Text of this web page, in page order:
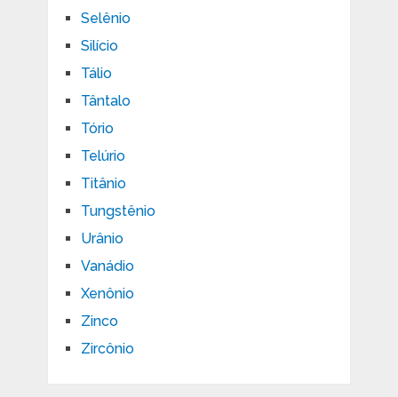
Selênio
Silício
Tálio
Tântalo
Tório
Telúrio
Titânio
Tungstênio
Urânio
Vanádio
Xenônio
Zinco
Zircônio